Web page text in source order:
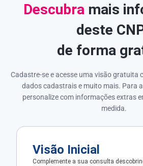
Descubra mais
deste
de forma
Cadastre-se e acesse uma visão gratuita
dados cadastrais e muito mais. Para
personalize com informações extras
medida.
Visão Inicial
Complemente a sua consulta